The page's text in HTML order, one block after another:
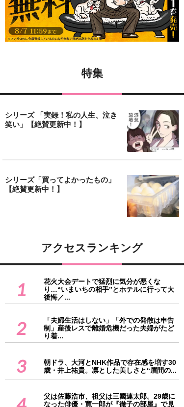
特集
シリーズ 「実録！私の人生、泣き
笑い」【絶賛更新中！】
シリーズ「買ってよかったもの」
【絶賛更新中！】
アクセスランキング
1
花火大会デートで猛烈に気分が悪くな
り…“いまいちの相手”とホテルに行って大
後悔／...
2
「夫婦生活はしない」「外での発散は申告
制」産後レスで離婚危機だった夫婦がたど
り着...
3
朝ドラ、大河とNHK作品で存在感を増す30
歳・井上祐貴。凛とした美しさと“眉間の...
父は佐藤浩市、祖父は三國連太郎。29歳に
なった俳優・寛一郎が『徹子の部屋』で見